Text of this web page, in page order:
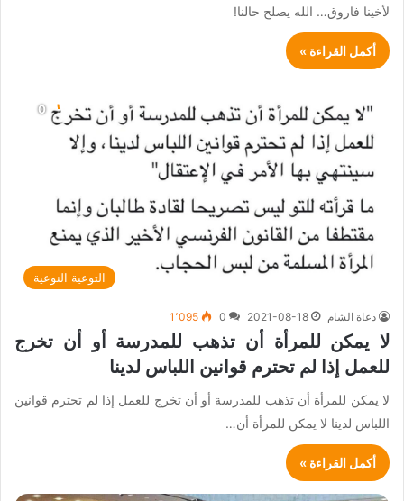
لأخينا فاروق… الله يصلح حالنا!
أكمل القراءة »
التوعية النوعية
دعاة الشام 2021-08-18
0 1٬095
لا يمكن للمرأة أن تذهب للمدرسة أو أن تخرج
للعمل إذا لم تحترم قوانين اللباس لدينا
لا يمكن للمرأة أن تذهب للمدرسة أو أن تخرج للعمل إذا لم تحترم قوانين
اللباس لدينا لا يمكن للمرأة أن…
أكمل القراءة »